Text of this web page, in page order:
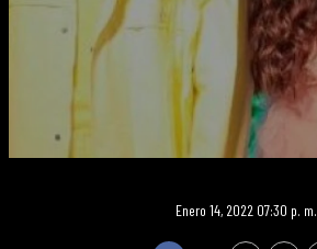
Enero 14, 2022 07:30 p. m.